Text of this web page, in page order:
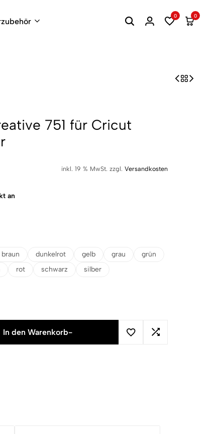
0 0
751 für Cricut
inkl. 19 % MwSt. zzgl. Versandkosten
an
braun dunkelrot gelb grau
grün
rot schwarz
silber
In den Warenkorb-